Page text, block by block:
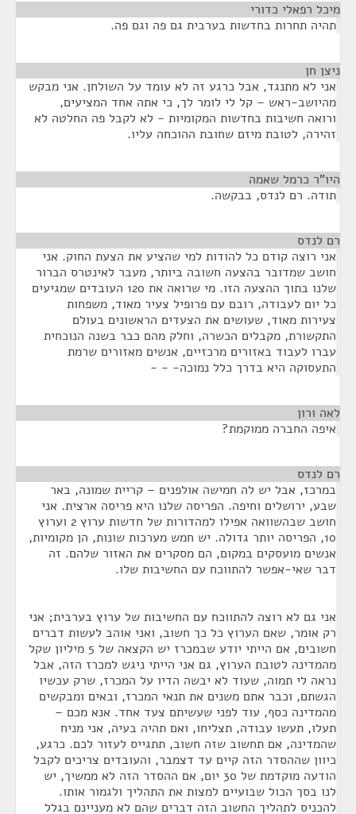
מיכל רפאלי כדורי
תהיה תחרות בחדשות בערבית גם פה וגם פה.
ניצן חן
אני לא מתנגד, אבל כרגע זה לא עומד על השולחן. אני מבקש
מהיושב-ראש – קל לי לומר לך, כי אתה אחד המציעים,
ורואה חשיבות בחדשות המקומיות - לא לקבל פה החלטה לא
זהירה, לטובת מיזם שחובת ההוכחה עליו.
היו"ר כרמל שאמה
תודה. רם לנדס, בבקשה.
רם לנדס
אני רוצה קודם כל להודות למי שהציע את הצעת החוק. אני
חושב שמדובר בהצעה חשובה ביותר, מעבר לאינטרס הברור
שלנו בתוך ההצעה הזו. מי שרואה את 120 העובדים שמגיעים
כל יום לעבודה, רובם עם פרופיל צעיר מאוד, משפחות
צעירות מאוד, שעושים את הצעדים הראשונים בעולם
התקשורת, מקבלים הכשרה, וחלק מהם כבר בשנה הנוכחית
עברו לעבוד באזורים מרכזיים, אנשים מאזורים שרמת
התעסוקה היא בדרך כלל נמוכה- - -
לאה ורון
איפה החברה ממוקמת?
רם לנדס
במרכז, אבל יש לה חמישה אולפנים – קריית שמונה, באר
שבע, ירושלים וחיפה. הפריסה שלנו היא פריסה ארצית. אני
חושב שבהשוואה אפילו למהדורות של חדשות ערוץ 2 וערוץ
10, הפריסה יותר גדולה. יש חמש מערכות שונות, הן מקומיות,
אנשים מועסקים במקום, הם מסקרים את האזור שלהם. זה
דבר שאי-אפשר להתווכח עם החשיבות שלו.
אני גם לא רוצה להתווכח עם החשיבות של ערוץ בערבית; אני
רק אומר, שאם הערוץ כל כך חשוב, ואני אוהב לעשות דברים
חשובים, אם הייתי יודע שבמכרז יש הקצאה של 5 מיליון שקל
מהמדינה לטובת הערוץ, גם אני הייתי ניגש למכרז הזה, אבל
נראה לי תמוה, שעוד לא יבשה הדיו על המכרז, שרק עכשיו
הגשתם, וכבר אתם משנים את תנאי המכרז, ובאים ומבקשים
מהמדינה כסף, עוד לפני שעשיתם צעד אחד. אנא מכם –
תעלו, תעשו עבודה, תצליחו, ואם תהיה בעיה, אני מניח
שהמדינה, אם תחשוב שזה חשוב, תתגייס לעזור לכם. כרגע,
כיוון שההסדר הזה קיים עד דצמבר, והעובדים צריכים לקבל
הודעה מוקדמת של 30 יום, אם ההסדר הזה לא ממשיך, יש
לנו בסך הכול שבועיים למצות את התהליך ולגמור אותו.
להכניס לתהליך החשוב הזה דברים שהם לא מעניינם בגלל